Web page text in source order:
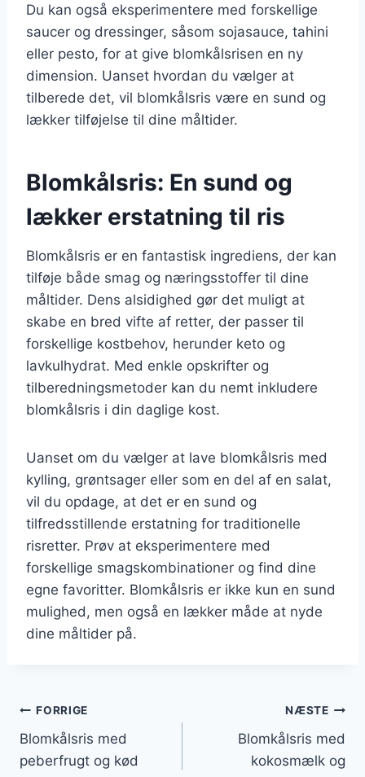
Du kan også eksperimentere med forskellige
saucer og dressinger, såsom sojasauce, tahini
eller pesto, for at give blomkålsrisen en ny
dimension. Uanset hvordan du vælger at
tilberede det, vil blomkålsris være en sund og
lækker tilføjelse til dine måltider.
Blomkålsris: En sund og
lækker erstatning til ris
Blomkålsris er en fantastisk ingrediens, der kan
tilføje både smag og næringsstoffer til dine
måltider. Dens alsidighed gør det muligt at
skabe en bred vifte af retter, der passer til
forskellige kostbehov, herunder keto og
lavkulhydrat. Med enkle opskrifter og
tilberedningsmetoder kan du nemt inkludere
blomkålsris i din daglige kost.
Uanset om du vælger at lave blomkålsris med
kylling, grøntsager eller som en del af en salat,
vil du opdage, at det er en sund og
tilfredsstillende erstatning for traditionelle
risretter. Prøv at eksperimentere med
forskellige smagskombinationer og find dine
egne favoritter. Blomkålsris er ikke kun en sund
mulighed, men også en lækker måde at nyde
dine måltider på.
Indlægsnavigation
FORRIGE
Blomkålsris med
peberfrugt og kød
NÆSTE
Blomkålsris med
kokosmælk og